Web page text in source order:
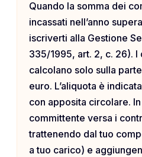
Quando la somma dei
incassati nell’anno
iscriverti alla Gestione
335/1995, art. 2, c. 26). I
calcolano solo sulla
euro. L’aliquota è
con apposita circolare.
committente versa i
trattenendo dal tuo
a tuo carico) e